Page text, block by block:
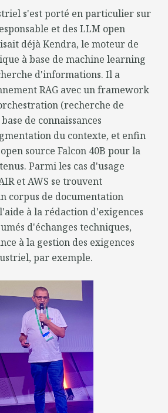
s'est porté en particulier sur
et des LLM open
déjà Kendra, le moteur de
à base de machine learning
d'informations. Il a
RAG avec un framework
(recherche de
de connaissances
du contexte, et enfin
source Falcon 40B pour la
Parmi les cas d'usage
et AWS se trouvent
corpus de documentation
à la rédaction d'exigences
d'échanges techniques,
à la gestion des exigences
par exemple.